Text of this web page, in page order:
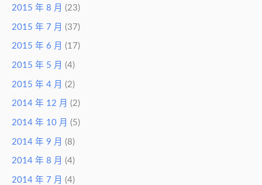
2015 年 8 月 (23)
2015 年 7 月 (37)
2015 年 6 月 (17)
2015 年 5 月 (4)
2015 年 4 月 (2)
2014 年 12 月 (2)
2014 年 10 月 (5)
2014 年 9 月 (8)
2014 年 8 月 (4)
2014 年 7 月 (4)